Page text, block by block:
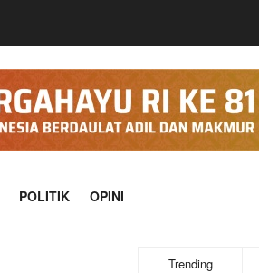
POLITIK OPINI
Trending